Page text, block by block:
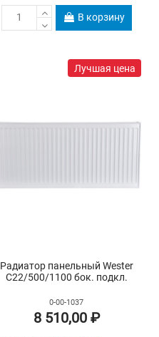
В корзину
Лучшая цена
Радиатор панельный Wester
C22/500/1100 бок. подкл.
0-00-1037
8 510,00 ₽